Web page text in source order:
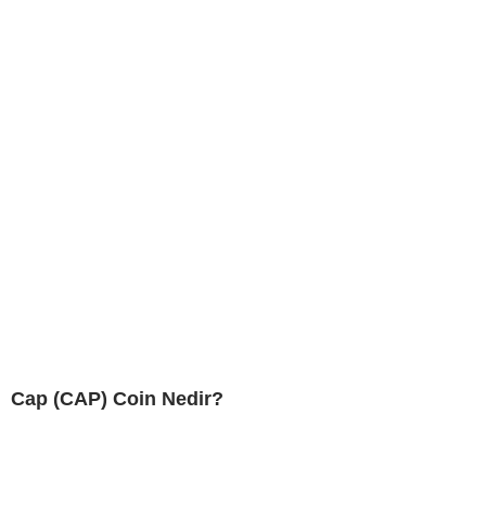
Cap (CAP) Coin Nedir?